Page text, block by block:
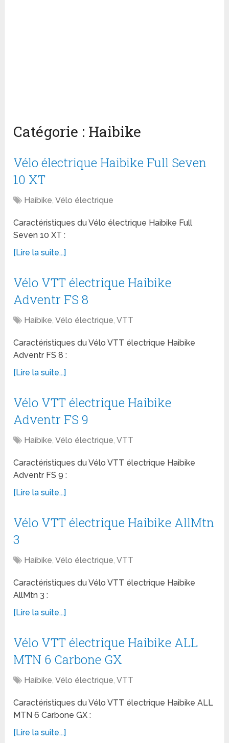
Catégorie : Haibike
Vélo électrique Haibike Full Seven
10 XT
Haibike,Vélo électrique
Caractéristiques du Vélo électrique Haibike Full
Seven 10 XT :
[Lire la suite...]
Vélo VTT électrique Haibike
Adventr FS 8
Haibike,Vélo électrique,VTT
Caractéristiques du Vélo VTT électrique Haibike
Adventr FS 8 :
[Lire la suite...]
Vélo VTT électrique Haibike
Adventr FS 9
Haibike,Vélo électrique,VTT
Caractéristiques du Vélo VTT électrique Haibike
Adventr FS 9 :
[Lire la suite...]
Vélo VTT électrique Haibike AllMtn
3
Haibike,Vélo électrique,VTT
Caractéristiques du Vélo VTT électrique Haibike
AllMtn 3 :
[Lire la suite...]
Vélo VTT électrique Haibike ALL
MTN 6 Carbone GX
Haibike,Vélo électrique,VTT
Caractéristiques du Vélo VTT électrique Haibike ALL
MTN 6 Carbone GX :
[Lire la suite...]